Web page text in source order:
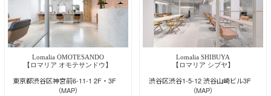
Lomalia OMOTESANDO
【ロマリア オモテサンドウ】
東京都渋谷区神宮前6-11-1 2F・3F
（MAP）
Lomalia SHIBUYA
【ロマリア シブヤ】
渋谷区渋谷1-5-12 渋谷山崎ビル3F
（MAP）